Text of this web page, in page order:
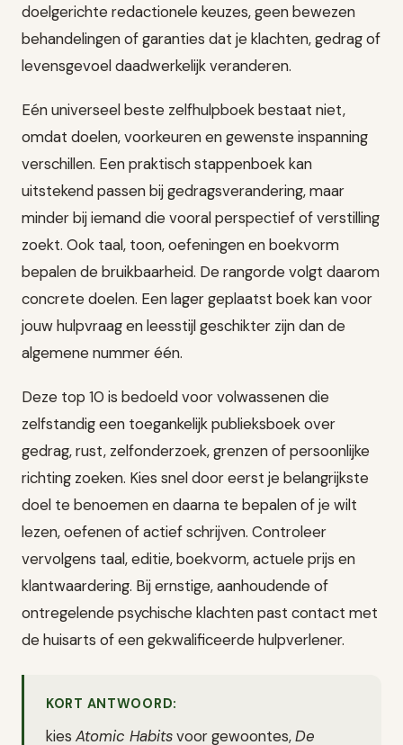
doelgerichte redactionele keuzes, geen bewezen
behandelingen of garanties dat je klachten, gedrag of
levensgevoel daadwerkelijk veranderen.
Eén universeel beste zelfhulpboek bestaat niet,
omdat doelen, voorkeuren en gewenste inspanning
verschillen. Een praktisch stappenboek kan
uitstekend passen bij gedragsverandering, maar
minder bij iemand die vooral perspectief of verstilling
zoekt. Ook taal, toon, oefeningen en boekvorm
bepalen de bruikbaarheid. De rangorde volgt daarom
concrete doelen. Een lager geplaatst boek kan voor
jouw hulpvraag en leesstijl geschikter zijn dan de
algemene nummer één.
Deze top 10 is bedoeld voor volwassenen die
zelfstandig een toegankelijk publieksboek over
gedrag, rust, zelfonderzoek, grenzen of persoonlijke
richting zoeken. Kies snel door eerst je belangrijkste
doel te benoemen en daarna te bepalen of je wilt
lezen, oefenen of actief schrijven. Controleer
vervolgens taal, editie, boekvorm, actuele prijs en
klantwaardering. Bij ernstige, aanhoudende of
ontregelende psychische klachten past contact met
de huisarts of een gekwalificeerde hulpverlener.
KORT ANTWOORD:
kies Atomic Habitsvoor gewoontes,De